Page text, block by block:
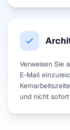
Verweisen Sie
E-Mail
und nicht